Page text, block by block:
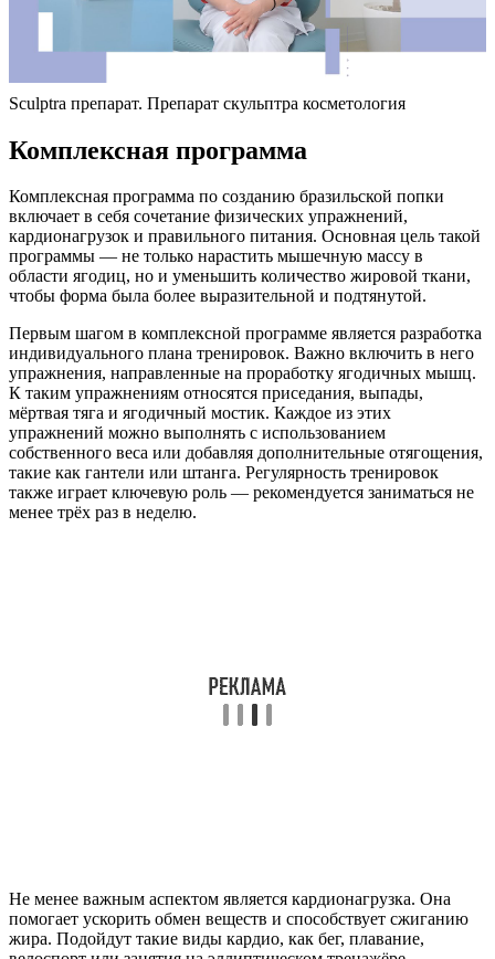
Sculptra препарат. Препарат скульптра косметология
Комплексная программа
Комплексная программа по созданию бразильской попки
включает в себя сочетание физических упражнений,
кардионагрузок и правильного питания. Основная цель такой
программы — не только нарастить мышечную массу в
области ягодиц, но и уменьшить количество жировой ткани,
чтобы форма была более выразительной и подтянутой.
Первым шагом в комплексной программе является разработка
индивидуального плана тренировок. Важно включить в него
упражнения, направленные на проработку ягодичных мышц.
К таким упражнениям относятся приседания, выпады,
мёртвая тяга и ягодичный мостик. Каждое из этих
упражнений можно выполнять с использованием
собственного веса или добавляя дополнительные отягощения,
такие как гантели или штанга. Регулярность тренировок
также играет ключевую роль — рекомендуется заниматься не
менее трёх раз в неделю.
Не менее важным аспектом является кардионагрузка. Она
помогает ускорить обмен веществ и способствует сжиганию
жира. Подойдут такие виды кардио, как бег, плавание,